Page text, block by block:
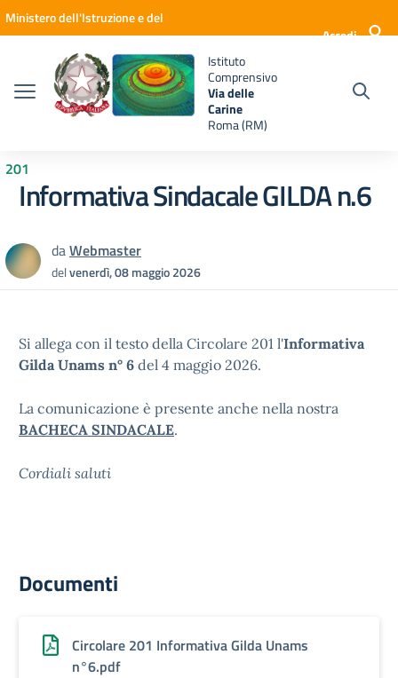
Vai ai contenuti
Vai al menu di navigazione
Vai al footer
Ministero dell'Istruzione e del
Accedi
Istituto
Comprensivo
Via delle
Carine
Roma (RM)
201
Informativa Sindacale GILDA n.6
daWebmaster
delvenerdì, 08 maggio 2026
Si allega con il testo della Circolare 201 l'Informativa
Gilda Unams n° 6 del 4 maggio 2026.
La comunicazione è presente anche nella nostra
BACHECA SINDACALE.
Cordiali saluti
Documenti
Circolare 201 Informativa Gilda Unams
n°6.pdf